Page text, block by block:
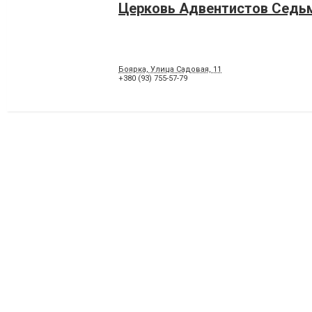
Церковь Адвентистов
Боярка, Улица Садовая, 11
+380 (93) 755-57-79